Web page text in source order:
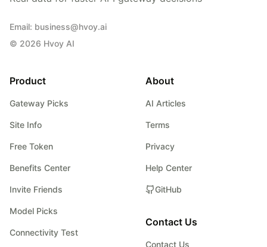
Email: business@hvoy.ai
© 2026 Hvoy AI
Product
Gateway Picks
Site Info
Free Token
Benefits Center
Invite Friends
Model Picks
Connectivity Test
About
AI Articles
Terms
Privacy
Help Center
GitHub
Contact Us
Contact Us